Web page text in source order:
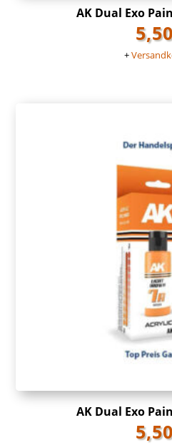
AK Dual Exo
+
AK Dual Exo